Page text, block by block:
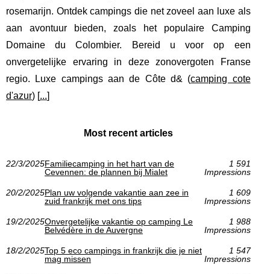
rosemarijn. Ontdek campings die net zoveel aan luxe als
aan avontuur bieden, zoals het populaire Camping
Domaine du Colombier. Bereid u voor op een
onvergetelijke ervaring in deze zonovergoten Franse
regio. Luxe campings aan de Côte d& (camping cote
d'azur) [...]
Most recent articles
22/3/2025Familiecamping in het hart van de
Cevennen: de plannen bij Mialet
1 591
Impressions
20/2/2025Plan uw volgende vakantie aan zee in
zuid frankrijk met ons tips
1 609
Impressions
19/2/2025Onvergetelijke vakantie op camping Le
Belvédère in de Auvergne
1 988
Impressions
18/2/2025Top 5 eco campings in frankrijk die je niet
mag missen
1 547
Impressions